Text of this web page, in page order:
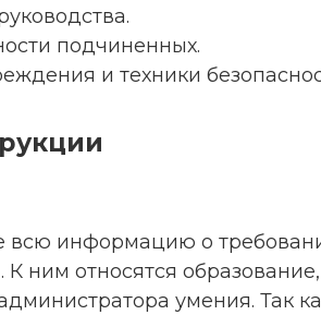
подчиненных.
и техники
всю информацию о
ним относятся
умения. Так